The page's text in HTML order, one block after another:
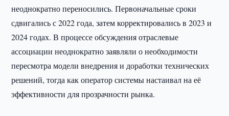
неоднократно переносились. Первоначальные сроки
сдвигались с 2022 года, затем корректировались в 2023 и
2024 годах. В процессе обсуждения отраслевые
ассоциации неоднократно заявляли о необходимости
пересмотра модели внедрения и доработки технических
решений, тогда как оператор системы настаивал на её
эффективности для прозрачности рынка.